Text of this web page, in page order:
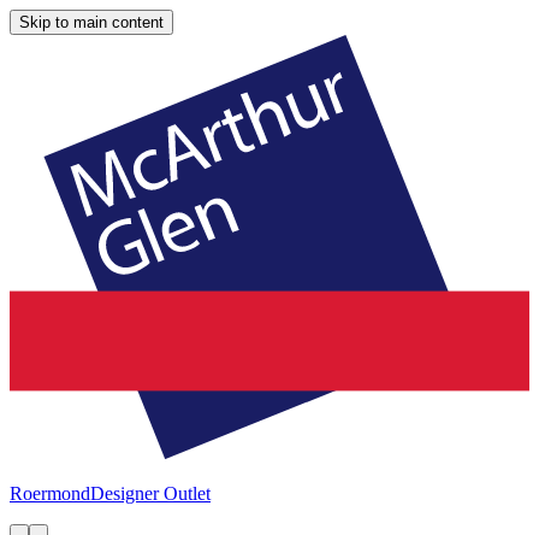
Skip to main content
RoermondDesigner Outlet